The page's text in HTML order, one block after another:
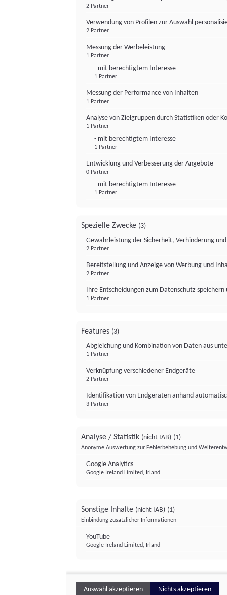
2 Partner
Verwendung von Profilen zur Auswahl
2 Partner
Messung der Werbeleistung
1 Partner
- mit berechtigtem Interesse
1 Partner
Messung der Performance von Inhalten
1 Partner
Analyse von Zielgruppen durch Statistiken oder
1 Partner
- mit berechtigtem Interesse
1 Partner
Entwicklung und Verbesserung der Angebote
0 Partner
- mit berechtigtem Interesse
1 Partner
Spezielle Zwecke (3)
Gewährleistung der Sicherheit, Verhinderung
2 Partner
Bereitstellung und Anzeige von Werbung und
2 Partner
Ihre Entscheidungen zum Datenschutz
1 Partner
Features (3)
Abgleichung und Kombination von Daten aus
1 Partner
Verknüpfung verschiedener Endgeräte
2 Partner
Identifikation von Endgeräten anhand
3 Partner
Analyse / Statistik (nicht IAB) (1)
Anonyme Auswertung zur Fehlerbehebung und
Google Analytics
Google Ireland Limited, Irland
Sonstige Inhalte (nicht IAB) (1)
Einbindung zusätzlicher Informationen
YouTube
Google Ireland Limited, Irland
Auswahl akzeptieren Nichts akzeptieren